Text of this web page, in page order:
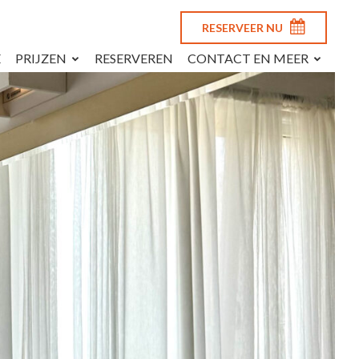
RESERVEER NU
PRIJZEN RESERVEREN CONTACT EN MEER